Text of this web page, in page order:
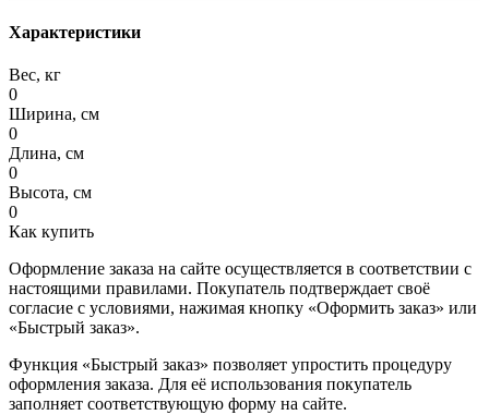
Характеристики
Вес, кг
0
Ширина, см
0
Длина, см
0
Высота, см
0
Как купить
Оформление заказа на сайте осуществляется в соответствии с
настоящими правилами. Покупатель подтверждает своё
согласие с условиями, нажимая кнопку «Оформить заказ» или
«Быстрый заказ».
Функция «Быстрый заказ» позволяет упростить процедуру
оформления заказа. Для её использования покупатель
заполняет соответствующую форму на сайте.